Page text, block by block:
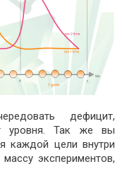
дефицит,
уровня. Так же вы
каждой цели внутри
экспериментов,